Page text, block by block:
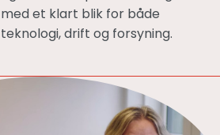
med et klart blik for både
teknologi, drift og forsyning.